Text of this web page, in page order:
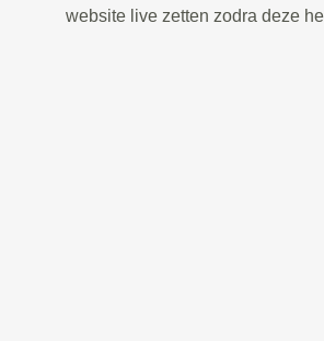
website live zetten zodra deze